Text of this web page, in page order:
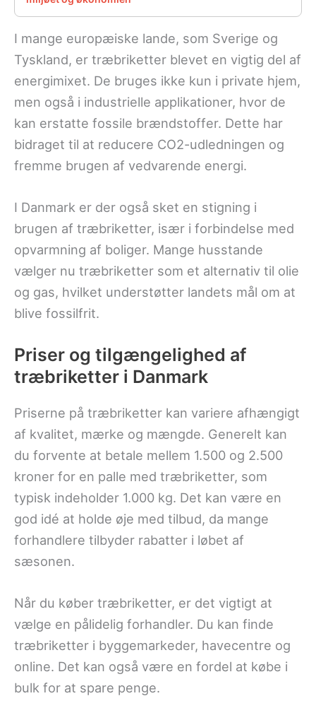
I mange europæiske lande, som Sverige og
Tyskland, er træbriketter blevet en vigtig del af
energimixet. De bruges ikke kun i private hjem,
men også i industrielle applikationer, hvor de
kan erstatte fossile brændstoffer. Dette har
bidraget til at reducere CO2-udledningen og
fremme brugen af vedvarende energi.
I Danmark er der også sket en stigning i
brugen af træbriketter, især i forbindelse med
opvarmning af boliger. Mange husstande
vælger nu træbriketter som et alternativ til olie
og gas, hvilket understøtter landets mål om at
blive fossilfrit.
Priser og tilgængelighed af
træbriketter i Danmark
Priserne på træbriketter kan variere afhængigt
af kvalitet, mærke og mængde. Generelt kan
du forvente at betale mellem 1.500 og 2.500
kroner for en palle med træbriketter, som
typisk indeholder 1.000 kg. Det kan være en
god idé at holde øje med tilbud, da mange
forhandlere tilbyder rabatter i løbet af
sæsonen.
Når du køber træbriketter, er det vigtigt at
vælge en pålidelig forhandler. Du kan finde
træbriketter i byggemarkeder, havecentre og
online. Det kan også være en fordel at købe i
bulk for at spare penge.